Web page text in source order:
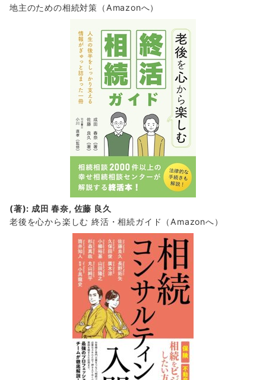
地主のための相続対策 （Amazonへ）
(著): 成田 春奈, 佐藤 良久
老後を心から楽しむ 終活・相続ガイド
（Amazonへ）